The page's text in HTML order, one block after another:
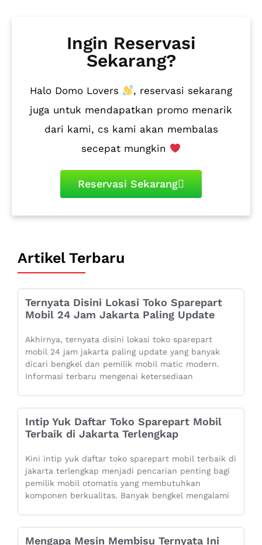
Ingin Reservasi
Sekarang?
Halo Domo Lovers
, reservasi sekarang
juga untuk mendapatkan promo menarik
dari kami, cs kami akan membalas
secepat mungkin
Reservasi Sekarang
Artikel Terbaru
Ternyata Disini Lokasi Toko Sparepart
Mobil 24 Jam Jakarta Paling Update
Akhirnya, ternyata disini lokasi toko sparepart
mobil 24 jam jakarta paling update yang banyak
dicari bengkel dan pemilik mobil matic modern.
Informasi terbaru mengenai ketersediaan
Intip Yuk Daftar Toko Sparepart Mobil
Terbaik di Jakarta Terlengkap
Kini intip yuk daftar toko sparepart mobil terbaik di
jakarta terlengkap menjadi pencarian penting bagi
pemilik mobil otomatis yang membutuhkan
komponen berkualitas. Banyak bengkel mengalami
Mengapa Mesin Membisu Ternyata Ini